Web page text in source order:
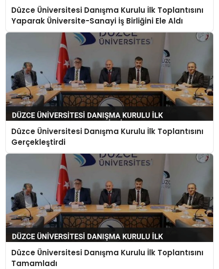
Düzce Üniversitesi Danışma Kurulu İlk Toplantısını
Yaparak Üniversite-Sanayi İş Birliğini Ele Aldı
Düzce Üniversitesi Danışma Kurulu İlk Toplantısını
Gerçekleştirdi
Düzce Üniversitesi Danışma Kurulu İlk Toplantısını
Tamamladı